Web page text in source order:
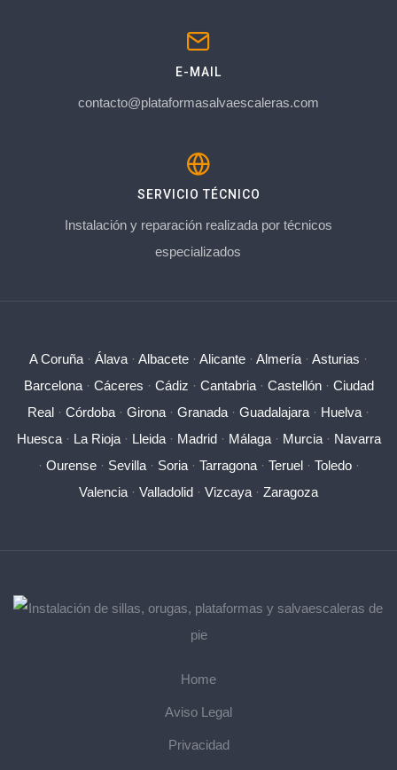
E-MAIL
contacto@plataformasalvaescaleras.com
SERVICIO TÉCNICO
Instalación y reparación realizada por técnicos
especializados
A Coruña · Álava · Albacete · Alicante · Almería · Asturias ·
Barcelona· Cáceres · Cádiz · Cantabria· Castellón· Ciudad
Real · Córdoba · Girona · Granada · Guadalajara · Huelva ·
Huesca· La Rioja· Lleida· Madrid· Málaga· Murcia· Navarra
· Ourense· Sevilla· Soria· Tarragona· Teruel· Toledo·
Valencia · Valladolid · Vizcaya · Zaragoza
Home
Aviso Legal
Privacidad